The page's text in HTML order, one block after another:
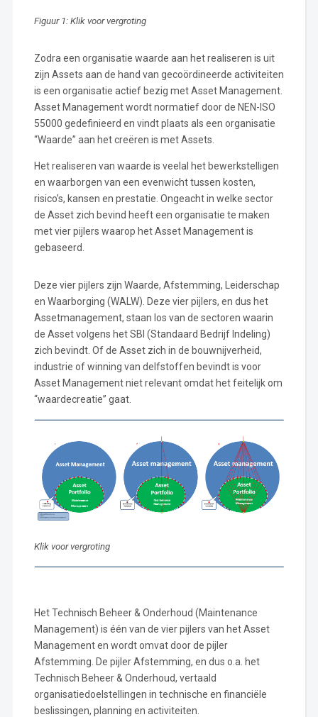
Figuur 1: Klik voor vergroting
Zodra een organisatie waarde aan het realiseren is uit
zijn Assets aan de hand van gecoördineerde activiteiten
is een organisatie actief bezig met Asset Management.
Asset Management wordt normatief door de NEN-ISO
55000 gedefinieerd en vindt plaats als een organisatie
“Waarde” aan het creëren is met Assets.
Het realiseren van waarde is veelal het bewerkstelligen
en waarborgen van een evenwicht tussen kosten,
risico’s, kansen en prestatie. Ongeacht in welke sector
de Asset zich bevind heeft een organisatie te maken
met vier pijlers waarop het Asset Management is
gebaseerd.
Deze vier pijlers zijn Waarde, Afstemming, Leiderschap
en Waarborging (WALW). Deze vier pijlers, en dus het
Assetmanagement, staan los van de sectoren waarin
de Asset volgens het SBI (Standaard Bedrijf Indeling)
zich bevindt. Of de Asset zich in de bouwnijverheid,
industrie of winning van delfstoffen bevindt is voor
Asset Management niet relevant omdat het feitelijk om
“waardecreatie” gaat.
Klik voor vergroting
Het Technisch Beheer & Onderhoud (Maintenance
Management) is één van de vier pijlers van het Asset
Management en wordt omvat door de pijler
Afstemming. De pijler Afstemming, en dus o.a. het
Technisch Beheer & Onderhoud, vertaald
organisatiedoelstellingen in technische en financiële
beslissingen, planning en activiteiten.